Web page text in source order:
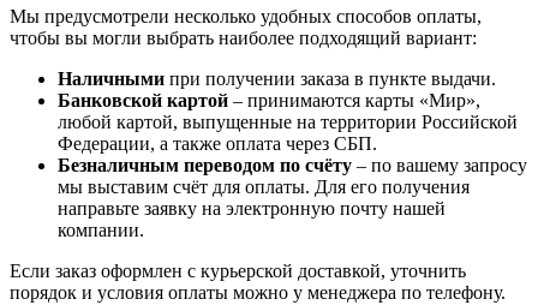
Мы предусмотрели несколько удобных способов оплаты,
чтобы вы могли выбрать наиболее подходящий вариант:
Наличными при получении заказа в пункте выдачи.
Банковской картой – принимаются карты «Мир»,
любой картой, выпущенные на территории Российской
Федерации, а также оплата через СБП.
Безналичным переводом по счёту – по вашему запросу
мы выставим счёт для оплаты. Для его получения
направьте заявку на электронную почту нашей
компании.
Если заказ оформлен с курьерской доставкой, уточнить
порядок и условия оплаты можно у менеджера по телефону.